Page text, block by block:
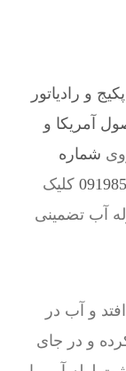
و رادیاتور
آمریکا و
شماره
کلیک
آب تضمینی
و آب در
و در جای